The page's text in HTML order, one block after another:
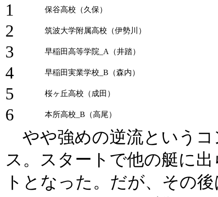
1 保谷高校（久保）
2 筑波大学附属高校（伊勢川）
3 早稲田高等学院_A（井踏）
4 早稲田実業学校_B（森内）
5 桜ヶ丘高校（成田）
6 本所高校_B（高尾）
やや強めの逆流という
ス。スタートで他の艇に
トとなった。だが、その